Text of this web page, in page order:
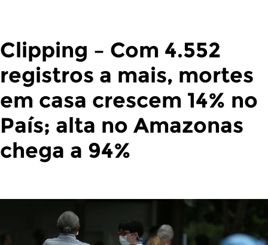
Clipping – Com 4.552
registros a mais, mortes
em casa crescem 14% no
País; alta no Amazonas
chega a 94%